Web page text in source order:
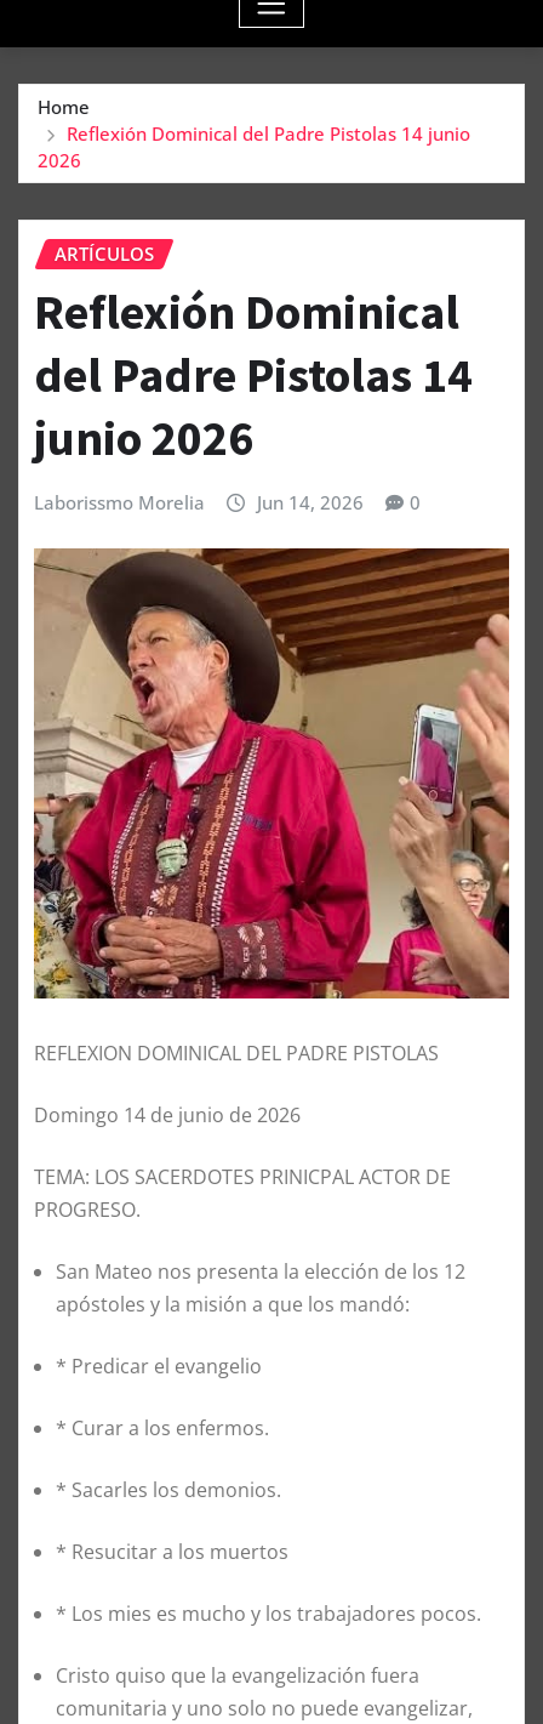
Home
Reflexión Dominical del Padre Pistolas 14 junio
2026
ARTÍCULOS
Reflexión Dominical
del Padre Pistolas 14
junio 2026
Laborissmo Morelia Jun 14, 2026 0
REFLEXION DOMINICAL DEL PADRE PISTOLAS
Domingo 14 de junio de 2026
TEMA: LOS SACERDOTES PRINICPAL ACTOR DE
PROGRESO.
San Mateo nos presenta la elección de los 12
apóstoles y la misión a que los mandó:
* Predicar el evangelio
* Curar a los enfermos.
* Sacarles los demonios.
* Resucitar a los muertos
* Los mies es mucho y los trabajadores pocos.
Cristo quiso que la evangelización fuera
comunitaria y uno solo no puede evangelizar,